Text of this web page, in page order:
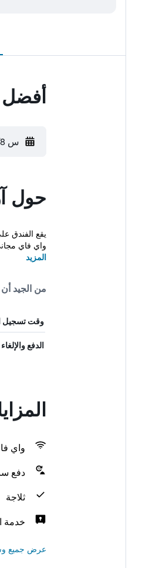
س 15/8
حول
واي فاي
المزيد
من الجيد أن
وقت تسجيل
الدفع والإلغاء
واي
دفع
ثلاجة
خدمة
عرض جميع